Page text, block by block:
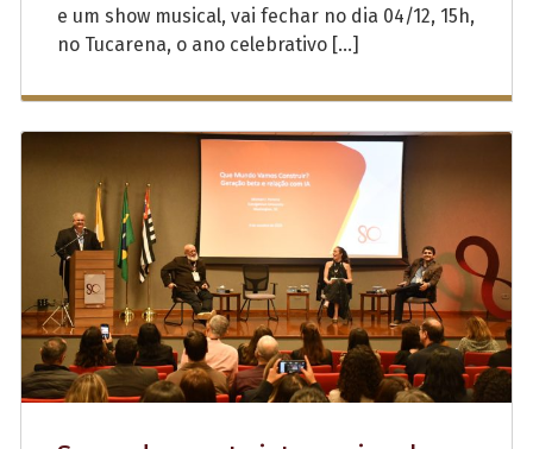
e um show musical, vai fechar no dia 04/12, 15h,
no Tucarena, o ano celebrativo […]